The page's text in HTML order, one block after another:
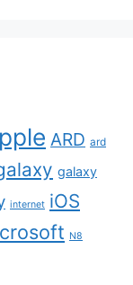
ARD ard
galaxy
internet iOS
N8